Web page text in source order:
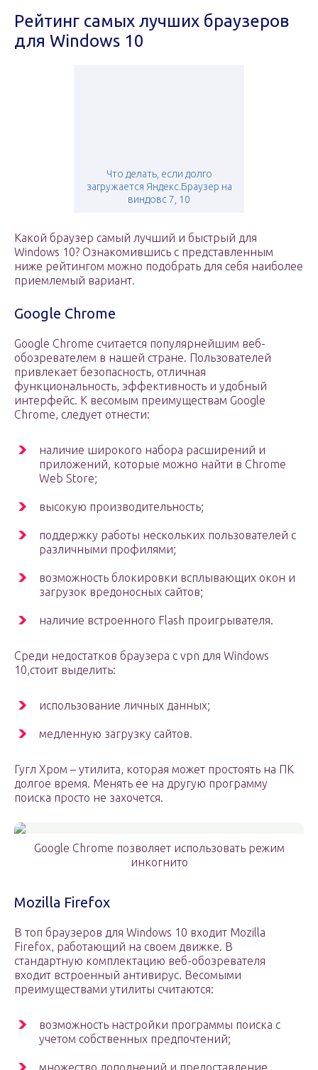
Рейтинг самых лучших браузеров
для Windows 10
Что делать, если долго
загружается Яндекс.Браузер на
виндовс 7, 10
Какой браузер самый лучший и быстрый для
Windows 10? Ознакомившись с представленным
ниже рейтингом можно подобрать для себя наиболее
приемлемый вариант.
Google Chrome
Google Chrome считается популярнейшим веб-
обозревателем в нашей стране. Пользователей
привлекает безопасность, отличная
функциональность, эффективность и удобный
интерфейс. К весомым преимуществам Google
Chrome, следует отнести:
наличие широкого набора расширений и
приложений, которые можно найти в Chrome
Web Store;
высокую производительность;
поддержку работы нескольких пользователей с
различными профилями;
возможность блокировки всплывающих окон и
загрузок вредоносных сайтов;
наличие встроенного Flash проигрывателя.
Среди недостатков браузера с vpn для Windows
10,стоит выделить:
использование личных данных;
медленную загрузку сайтов.
Гугл Хром – утилита, которая может простоять на ПК
долгое время. Менять ее на другую программу
поиска просто не захочется.
Google Chrome позволяет использовать режим
инкогнито
Mozilla Firefox
В топ браузеров для Windows 10 входит Mozilla
Firefox, работающий на своем движке. В
стандартную комплектацию веб-обозревателя
входит встроенный антивирус. Весомыми
преимуществами утилиты считаются:
возможность настройки программы поиска с
учетом собственных предпочтений;
множество дополнений и предоставление